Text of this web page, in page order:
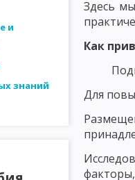
ОСНОВНЫЕ
ВОЗРАСТНАЯ
ПРОБЛЕМ
ЭТАПЫ
АНАЛИЗ
ПРИ
ИССЛЕДОВАНИЙ
и
знаний
Здесь
Как
Для